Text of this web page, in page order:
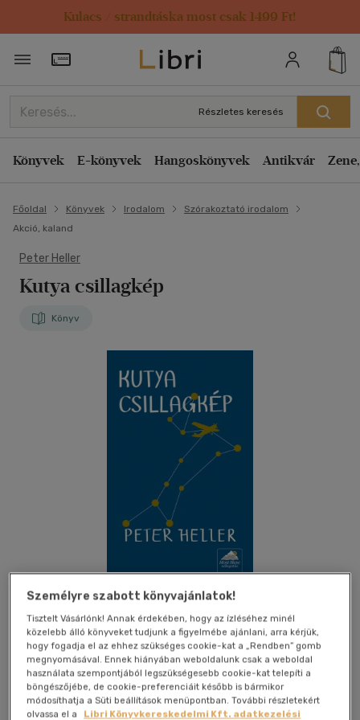
Kulacs / strandtáska most csak 1499 Ft!
Törzsvásárlói Kártya adatai
Részletes keresés
Könyvek E-könyvek Hangoskönyvek Antikvár
Főoldal Könyvek Irodalom
Szórakoztató irodalom
Akció, kaland
Peter Heller
Kutya csillagkép
Könyv
Kívánságlistához adom Megosztom
(1 vélemény)
Maxim Könyvkiadó Kft|2013|magyar nyelvű|füles,
kartonált|383 oldal
Személyre szabott könyvajánlatok!
Tisztelt Vásárlónk! Annak érdekében, hogy az ízléséhez minél
közelebb álló könyveket tudjunk a figyelmébe ajánlani, arra kérjük,
hogy fogadja el az ehhez szükséges cookie-kat a „Rendben” gomb
megnyomásával. Ennek hiányában weboldalunk csak a weboldal
használata szempontjából legszükségesebb cookie-kat telepíti a
böngészőjébe, de cookie-preferenciáit később is bármikor
módosíthatja a Süti beállítások menüpontban. További részletekért
olvassa el a
Libri Könyvkereskedelmi Kft. adatkezelési